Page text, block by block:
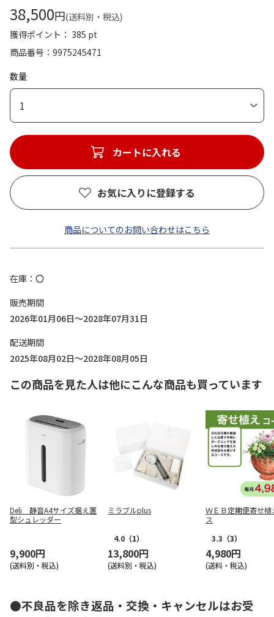
38,500円(送料別・税込)
獲得ポイント： 385 pt
商品番号
9975245471
数量
1
カートに入れる
お気に入りに登録する
商品についてのお問い合わせはこちら
在庫
〇
販売期間
2026年01月06日～2028年07月31日
配送期間
2025年08月02日～2028年08月05日
この商品を見た人は他にこんな商品も買っています
Deli 静音A4サイズ据え置
型シュレッダー
9,900円
(送料別・税込)
ミラブルplus
4.0 （1）
13,800円
(送料別・税込)
ＷＥＢ定期便寄せ植
ス
3.3 （3）
4,980円
(送料・税込)
●不良品を除き返品・交換・キャンセルはお受